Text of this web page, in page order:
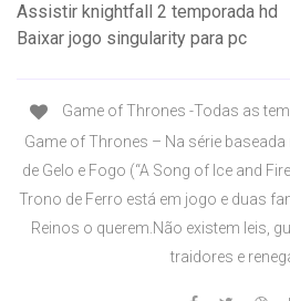
Assistir knightfall 2 temporada hd
Baixar jogo singularity para pc
Game of Thrones -Todas as
Game of Thrones – Na série
de Gelo e Fogo (“A Song of Ice and
Trono de Ferro está em jogo e duas
Reinos o querem.Não existem leis,
traidores e